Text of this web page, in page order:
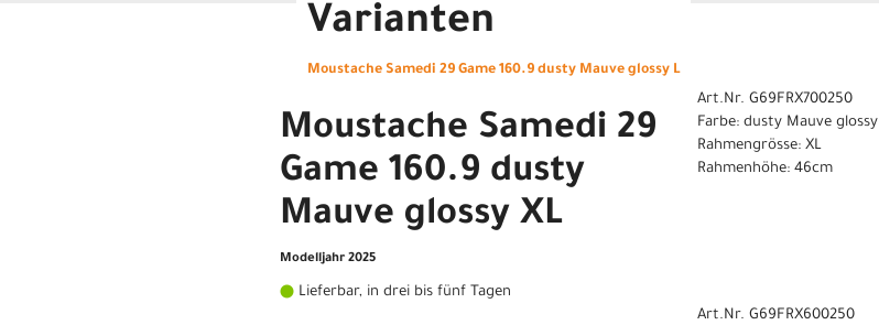
Varianten
Moustache Samedi 29 Game 160.9 dusty Mauve glossy L
Moustache Samedi 29
Game 160.9 dusty
Mauve glossy XL
Modelljahr 2025
Lieferbar, in drei bis fünf Tagen
Art.Nr. G69FRX700250
Farbe: dusty Mauve glossy
Rahmengrösse: XL
Rahmenhöhe: 46cm
Art.Nr. G69FRX600250